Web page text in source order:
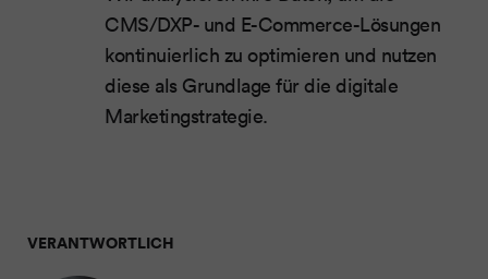
CMS/DXP- und E-Commerce-Lösungen
kontinuierlich zu optimieren und nutzen
diese als Grundlage für die digitale
Marketingstrategie.
VERANTWORTLICH